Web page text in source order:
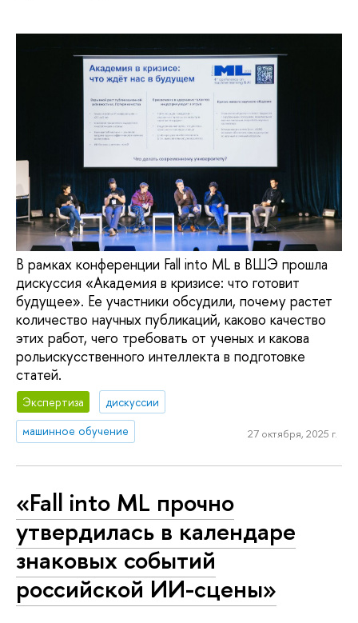
В рамках конференции Fall into ML в ВШЭ прошла
дискуссия «Академия в кризисе: что готовит
будущее». Ее участники обсудили, почему растет
количество научных публикаций, каково качество
этих работ, чего требовать от ученых и какова
рольискусственного интеллекта в подготовке
статей.
Экспертиза
дискуссии
машинное обучение
27 октября, 2025 г.
«Fall into ML прочно
утвердилась в календаре
знаковых событий
российской ИИ-сцены»